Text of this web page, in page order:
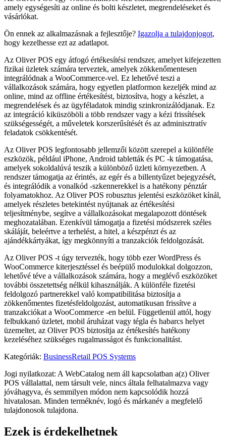
amely egységesíti az online és bolti készletet, megrendeléseket és
vásárlókat.
Ön ennek az alkalmazásnak a fejlesztője? Igazolja a tulajdonjogot,
hogy kezelhesse ezt az adatlapot.
Az Oliver POS egy átfogó értékesítési rendszer, amelyet kifejezetten
fizikai üzletek számára terveztek, amelyek zökkenőmentesen
integrálódnak a WooCommerce-vel. Ez lehetővé teszi a
vállalkozások számára, hogy egyetlen platformon kezeljék mind az
online, mind az offline értékesítést, biztosítva, hogy a készlet, a
megrendelések és az ügyféladatok mindig szinkronizálódjanak. Ez
az integráció kiküszöböli a több rendszer vagy a kézi frissítések
szükségességét, a műveletek korszerűsítését és az adminisztratív
feladatok csökkentését.
Az Oliver POS legfontosabb jellemzői között szerepel a különféle
eszközök, például iPhone, Android tabletták és PC -k támogatása,
amelyek sokoldalúvá teszik a különböző üzleti környezetben. A
rendszer támogatja az érintés, az egér és a billentyűzet bejegyzését,
és integrálódik a vonalkód -szkennerekkel is a hatékony pénztár
folyamatokhoz. Az Oliver POS robusztus jelentési eszközöket kínál,
amelyek részletes betekintést nyújtanak az értékesítési
teljesítménybe, segítve a vállalkozásokat megalapozott döntések
meghozatalában. Ezenkívül támogatja a fizetési módszerek széles
skáláját, beleértve a terhelést, a hitel, a készpénzt és az
ajándékkártyákat, így megkönnyíti a tranzakciók feldolgozását.
Az Oliver POS -t úgy tervezték, hogy több ezer WordPress és
WooCommerce kiterjesztéssel és beépülő modulokkal dolgozzon,
lehetővé téve a vállalkozások számára, hogy a meglévő eszközöket
további összetettség nélkül kihasználják. A különféle fizetési
feldolgozó partnerekkel való kompatibilitása biztosítja a
zökkenőmentes fizetésfeldolgozást, automatikusan frissítve a
tranzakciókat a WooCommerce -en belül. Függetlenül attól, hogy
felbukkanó üzletet, mobil áruházat vagy tégla és habarcs helyet
üzemeltet, az Oliver POS biztosítja az értékesítés hatékony
kezeléséhez szükséges rugalmasságot és funkcionalitást.
Kategóriák: BusinessRetail POS Systems
Jogi nyilatkozat: A WebCatalog nem áll kapcsolatban a(z) Oliver
POS vállalattal, nem társult vele, nincs általa felhatalmazva vagy
jóváhagyva, és semmilyen módon nem kapcsolódik hozzá
hivatalosan. Minden terméknév, logó és márkanév a megfelelő
tulajdonosok tulajdona.
Ezek is érdekelhetnek